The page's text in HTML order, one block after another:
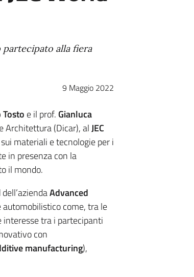
partecipato alla fiera
9 Maggio 2022
Tosto e il prof. Gianluca
Architettura (Dicar), alJEC
materiali e tecnologie per i
in presenza con la
il mondo.
Advanced
come, tra le
interesse tra i partecipanti
con
manufacturing),